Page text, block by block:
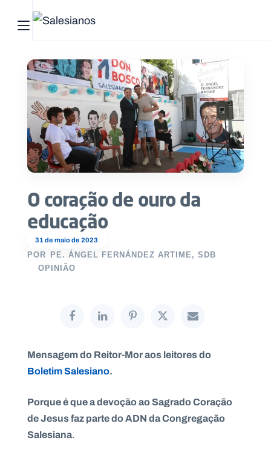
Abrir menu principal
31 de maio de 2023
O coração de ouro da
educação
POR
PE. ÁNGEL FERNÁNDEZ ARTIME, SDB
OPINIÃO
Mensagem do Reitor-Mor aos leitores do
Boletim Salesiano.
Porque é que a devoção ao Sagrado Coração
de Jesus faz parte do ADN da Congregação
Salesiana.
Pesquisar no site
Início
Quem
somos
O
que
fazemos
Recursos
Notícias
R
T
L
I
O
N
A
S